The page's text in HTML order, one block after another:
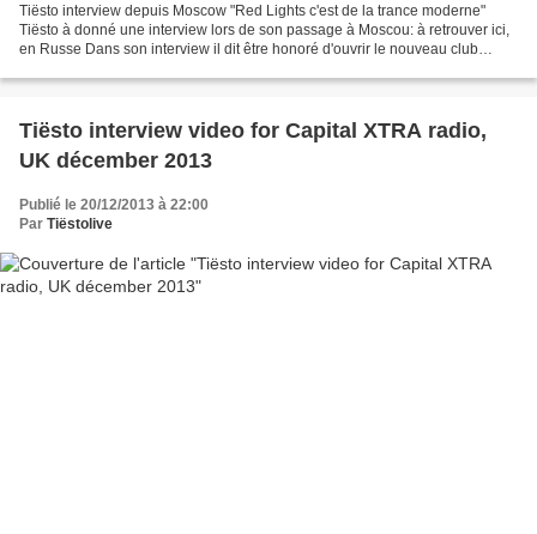
Tiësto interview depuis Moscow "Red Lights c'est de la trance moderne"
Tiësto à donné une interview lors de son passage à Moscou: à retrouver ici,
en Russe Dans son interview il dit être honoré d'ouvrir le nouveau club
Tiësto interview video for Capital XTRA radio,
UK décember 2013
Publié le 20/12/2013 à 22:00
Par Tiëstolive